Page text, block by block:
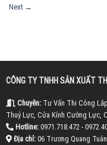
Next →
CÔNG TY TNHH SẢN XUẤT
Chuyên:Tư Vấn Thi Công Lắp
Thuỷ Lực, Cửa Kính Cường Lực,
Hotline:0971.718.472 -
Địa chỉ:06 Trương Quang